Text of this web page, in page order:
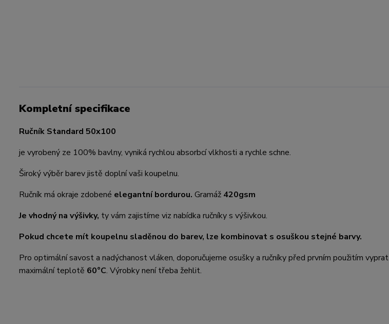
Kompletní specifikace
Ručník Standard 50x100
je vyrobený ze 100% bavlny, vyniká rychlou absorbcí vlkhosti a rychle schne.
Široký výběr barev jistě doplní vaši koupelnu.
Ručník má okraje zdobené elegantní bordurou. Gramáž 420gsm
Je vhodný na výšivky, ty vám zajistíme viz nabídka ručníky s výšivkou.
Pokud chcete mít koupelnu sladěnou do barev, lze kombinovat s osuškou stejné barvy.
Pro optimální savost a nadýchanost vláken, doporučujeme osušky a ručníky před prvním použitím vyprat
maximální teplotě 60°C. Výrobky není třeba žehlit.